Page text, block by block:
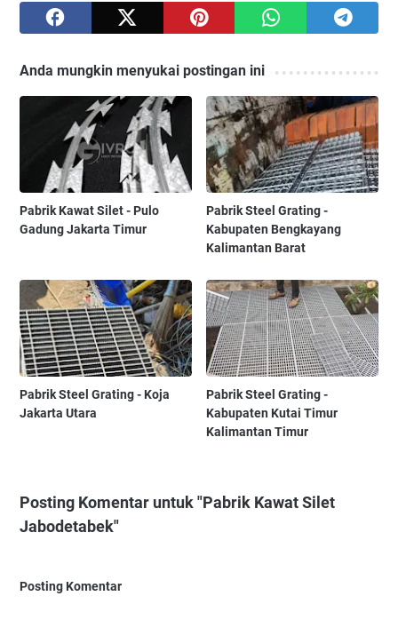
Anda mungkin menyukai postingan ini
Pabrik Kawat Silet - Pulo
Gadung Jakarta Timur
Pabrik Steel Grating -
Kabupaten Bengkayang
Kalimantan Barat
Pabrik Steel Grating - Koja
Jakarta Utara
Pabrik Steel Grating -
Kabupaten Kutai Timur
Kalimantan Timur
Posting Komentar untuk "Pabrik Kawat Silet
Jabodetabek"
Posting Komentar